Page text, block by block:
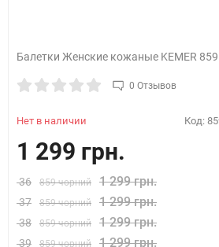
Балетки Женские кожаные KEMER
0 Отзывов
Нет в наличии Код:
1 299 грн.
36 859 чорний 1 299 грн.
37 859 чорний 1 299 грн.
38 859 чорний 1 299 грн.
39 859 чорний 1 299 грн.